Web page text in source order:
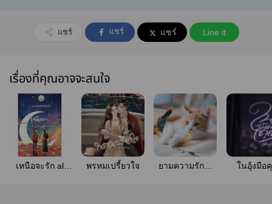
แชร์ แชร์ แชร์ Line it
เรื่องที่คุณอาจจะสนใจ
เหนือจะรัก all
พรหมเปรี้ยวใจ
ยามความรัก…
ในอุ้งมือ